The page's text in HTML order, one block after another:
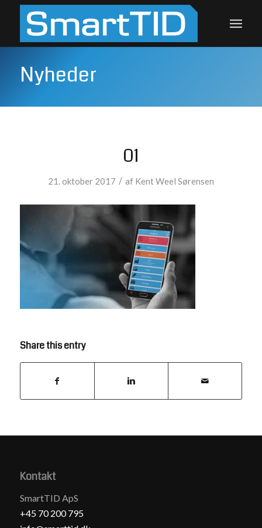
Nyheder
01
21. oktober 2017 / af Kent Weel Sørensen
Share this entry
Kontakt
SmartTID ApS
+45 70 200 795